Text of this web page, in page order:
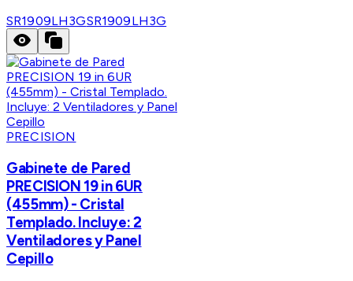
SR1909LH3GSR1909LH3G
PRECISION
Gabinete de Pared
PRECISION 19 in 6UR
(455mm) - Cristal
Templado. Incluye: 2
Ventiladores y Panel
Cepillo